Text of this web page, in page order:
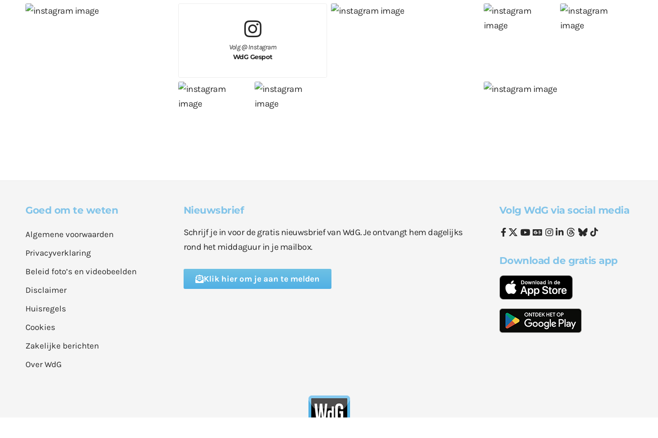
Volg @ Instagram
WdG Gespot
Goed om te weten
Algemene voorwaarden
Privacyverklaring
Beleid foto’s en videobeelden
Disclaimer
Huisregels
Cookies
Zakelijke berichten
Over WdG
Nieuwsbrief
Schrijf je in voor de gratis nieuwsbrief van WdG. Je ontvangt hem dagelijks
rond het middaguur in je mailbox.
Klik hier om je aan te melden
Volg WdG via social media
Download de gratis app